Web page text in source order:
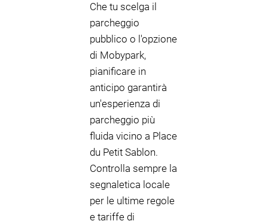
Che tu scelga il
parcheggio
pubblico o l'opzione
di Mobypark,
pianificare in
anticipo garantirà
un'esperienza di
parcheggio più
fluida vicino a Place
du Petit Sablon.
Controlla sempre la
segnaletica locale
per le ultime regole
e tariffe di